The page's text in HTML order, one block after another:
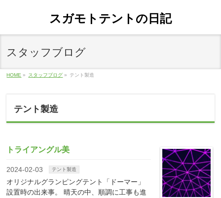
スガモトテントの日記
スタッフブログ
HOME » スタッフブログ » テント製造
テント製造
トライアングル美
2024-02-03 テント製造
オリジナルグランピングテント「ドーマー」
設置時の出来事。 晴天の中、順調に工事も進